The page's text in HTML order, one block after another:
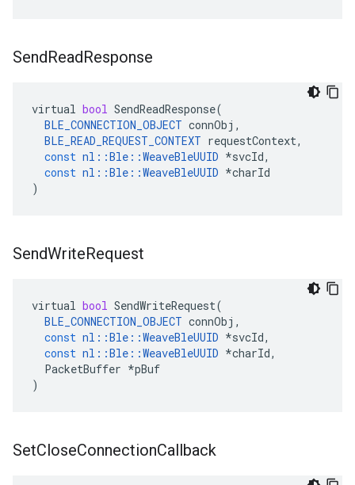
SendReadResponse
virtual bool SendReadResponse(
BLE_CONNECTION_OBJECT connObj ,
BLE_READ_REQUEST_CONTEXT requestContext,
const nl ::Ble ::WeaveBleUUID *svcId,
const nl ::Ble ::WeaveBleUUID *charId
)
SendWriteRequest
virtual bool SendWriteRequest(
BLE_CONNECTION_OBJECT connObj ,
const nl ::Ble ::WeaveBleUUID *svcId,
const nl ::Ble ::WeaveBleUUID *charId,
PacketBuffer *pBuf
)
SetCloseConnectionCallback